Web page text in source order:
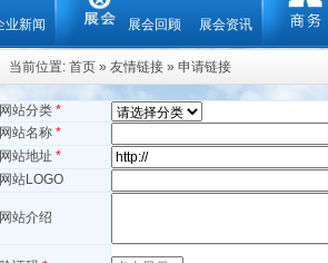
业新闻 展会回顾 展会资讯
当前位置: 首页 » 友情链接 » 申请链接
网站分类 *
网站名称 *
网站地址 *
网站LOGO
网站介绍